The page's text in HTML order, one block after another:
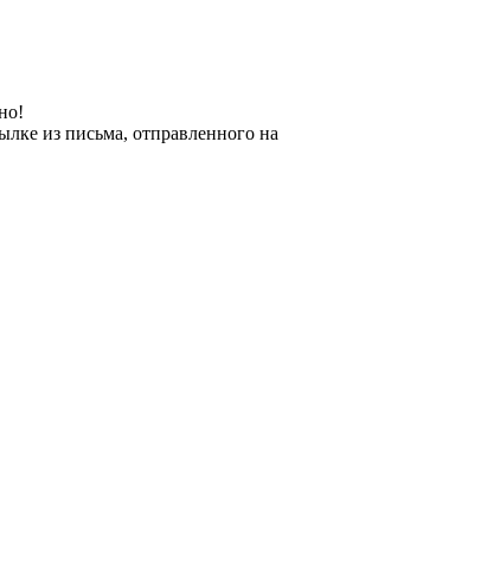
из письма, отправленного на